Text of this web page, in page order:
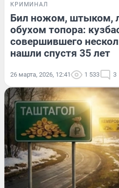
КРИМИНАЛ
Бил ножом, штыком,
обухом топора:
совершившего
нашли спустя 35 лет
26 марта, 2026, 12:41 1 533 3